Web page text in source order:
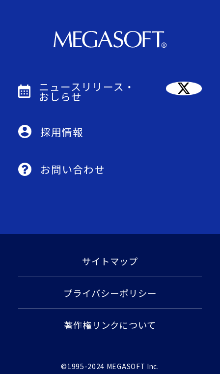
ニュースリリース・
おしらせ
採用情報
お問い合わせ
サイトマップ
プライバシーポリシー
著作権リンクについて
©1995-2024 MEGASOFT Inc.